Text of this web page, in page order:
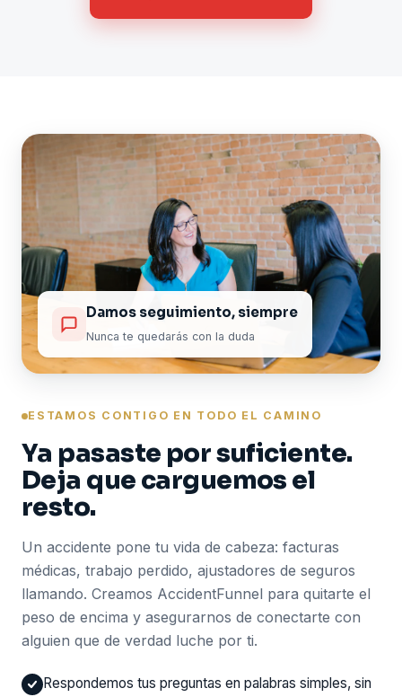
Damos seguimiento, siempre
Nunca te quedarás con la duda
ESTAMOS CONTIGO EN TODO EL CAMINO
Ya pasaste por suficiente.
Deja que carguemos el
resto.
Un accidente pone tu vida de cabeza: facturas
médicas, trabajo perdido, ajustadores de seguros
llamando. Creamos AccidentFunnel para quitarte el
peso de encima y asegurarnos de conectarte con
alguien que de verdad luche por ti.
Respondemos tus preguntas en palabras simples, sin